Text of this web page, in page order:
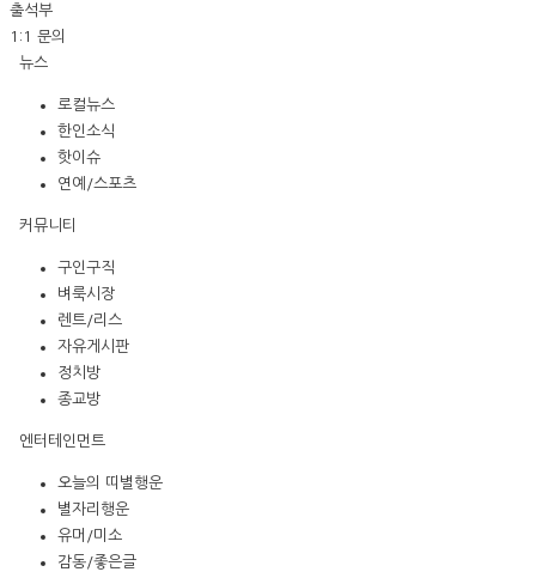
출석부
1:1 문의
뉴스
로컬뉴스
한인소식
핫이슈
연예/스포츠
커뮤니티
구인구직
벼룩시장
렌트/리스
자유게시판
정치방
종교방
엔터테인먼트
오늘의 띠별행운
별자리행운
유머/미소
감동/좋은글